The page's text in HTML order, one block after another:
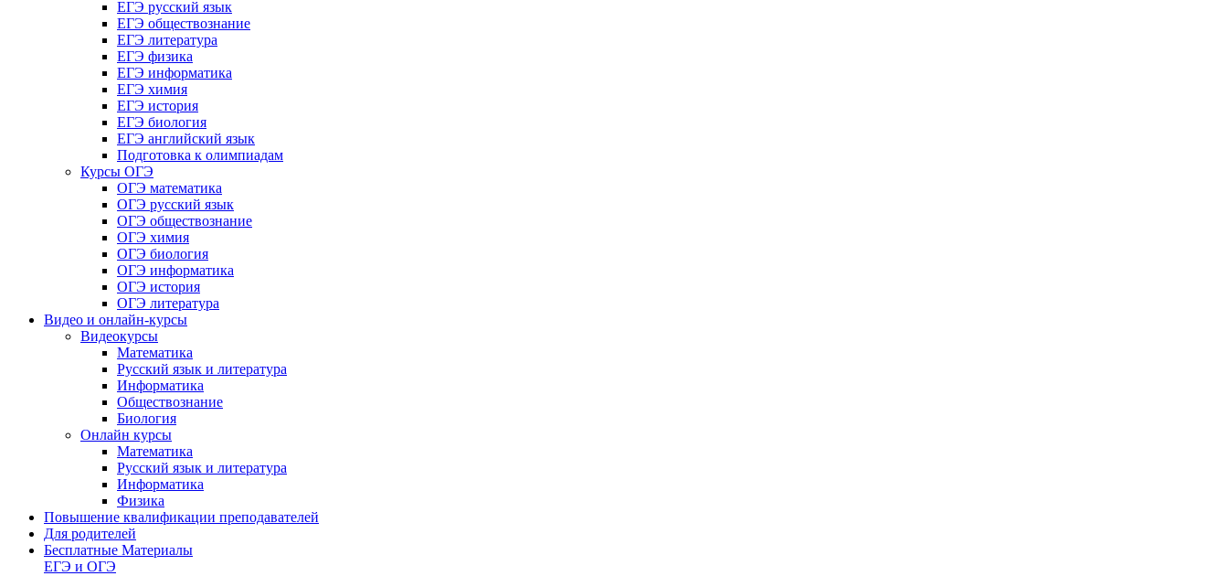
ЕГЭ русский язык
ЕГЭ обществознание
ЕГЭ литература
ЕГЭ физика
ЕГЭ информатика
ЕГЭ химия
ЕГЭ история
ЕГЭ биология
ЕГЭ английский язык
Подготовка к олимпиадам
Курсы ОГЭ
ОГЭ математика
ОГЭ русский язык
ОГЭ обществознание
ОГЭ химия
ОГЭ биология
ОГЭ информатика
ОГЭ история
ОГЭ литература
Видео и онлайн-курсы
Видеокурсы
Математика
Русский язык и литература
Информатика
Обществознание
Биология
Онлайн курсы
Математика
Русский язык и литература
Информатика
Физика
Повышение квалификации преподавателей
Для родителей
Бесплатные Материалы
ЕГЭ и ОГЭ